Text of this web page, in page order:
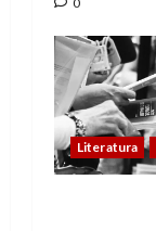
Literatura